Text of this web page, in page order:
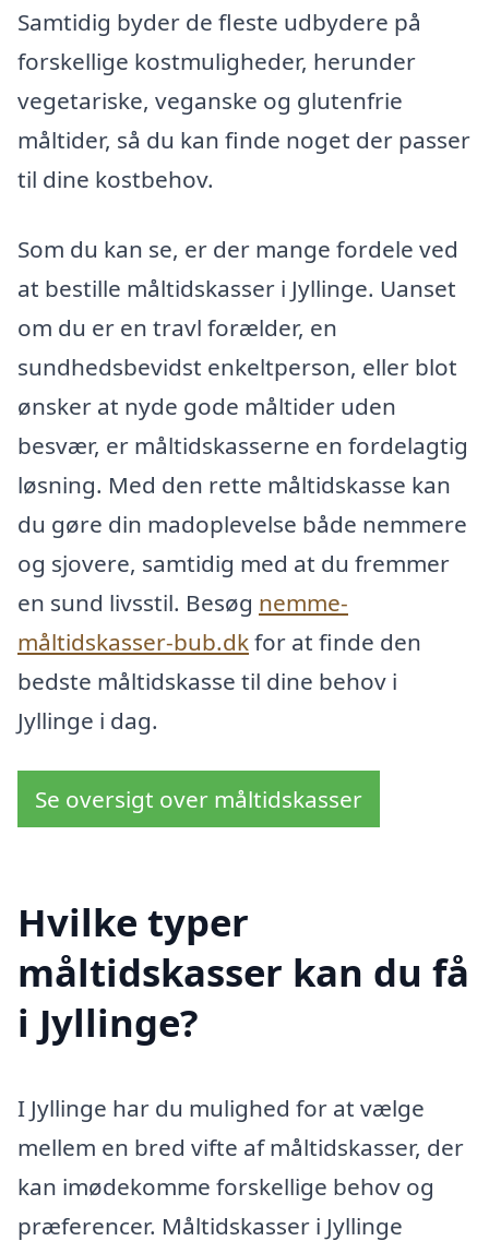
Samtidig byder de fleste udbydere på
forskellige kostmuligheder, herunder
vegetariske, veganske og glutenfrie
måltider, så du kan finde noget der passer
til dine kostbehov.
Som du kan se, er der mange fordele ved
at bestille måltidskasser i Jyllinge. Uanset
om du er en travl forælder, en
sundhedsbevidst enkeltperson, eller blot
ønsker at nyde gode måltider uden
besvær, er måltidskasserne en fordelagtig
løsning. Med den rette måltidskasse kan
du gøre din madoplevelse både nemmere
og sjovere, samtidig med at du fremmer
en sund livsstil. Besøg nemme-
måltidskasser-bub.dkfor at finde den
bedste måltidskasse til dine behov i
Jyllinge i dag.
Se oversigt over måltidskasser
Hvilke typer
måltidskasser kan du få
i Jyllinge?
I Jyllinge har du mulighed for at vælge
mellem en bred vifte af måltidskasser, der
kan imødekomme forskellige behov og
præferencer. Måltidskasser i Jyllinge